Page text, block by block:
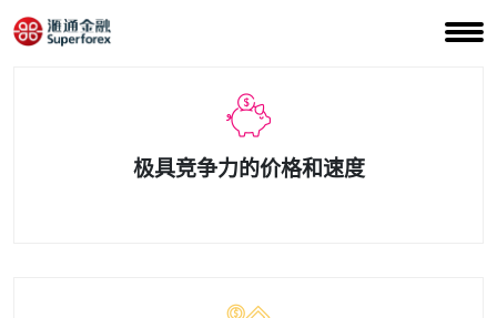
极具竞争力的价格和速度